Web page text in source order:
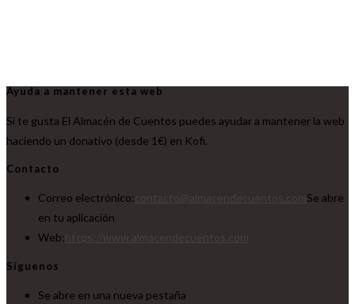
Ayuda a mantener esta web
Si te gusta El Almacén de Cuentos puedes ayudar a mantener la web
haciendo un donativo (desde 1€) en Kofi.
Contacto
Correo electrónico:
Se abre
en tu aplicación
Web:
Síguenos
Se abre en una nueva pestaña